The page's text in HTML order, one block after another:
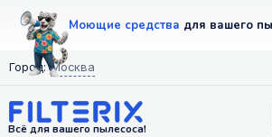
Моющие средства для вашего
Город: Москва
Всё для вашего пылесоса!